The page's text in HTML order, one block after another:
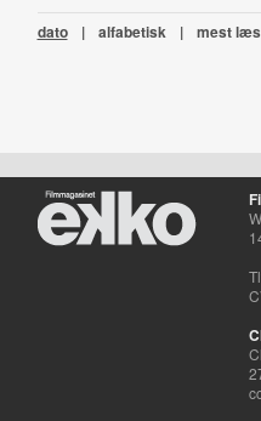
dato | alfabetisk | mest